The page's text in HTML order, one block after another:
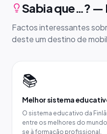
Sabia que…? —
Factos interessantes
deste um destino de
📚
Melhor sistema
O sistema educativo da
entre os melhores do
se à formação profissional.